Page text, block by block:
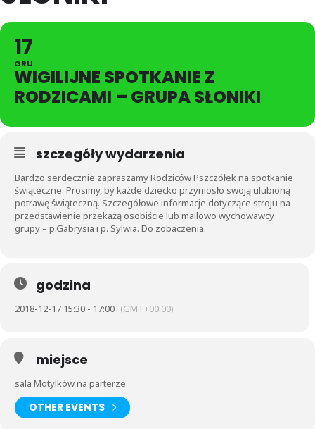
17
GRU
WIGILIJNE SPOTKANIE Z
RODZICAMI – GRUPA SŁONIKI
szczegóły wydarzenia
Bardzo serdecznie zapraszamy Rodziców Pszczółek na spotkanie
świąteczne. Prosimy, by każde dziecko przyniosło swoją ulubioną
potrawę świąteczną. Szczegółowe informacje dotyczące stroju na
przedstawienie przekażą osobiście lub mailowo wychowawcy
grupy – p.Gabrysia i p. Sylwia. Do zobaczenia.
godzina
2018-12-17 15:30 - 17:00 (GMT+00:00)
miejsce
sala Motylków na parterze
OTHER EVENTS